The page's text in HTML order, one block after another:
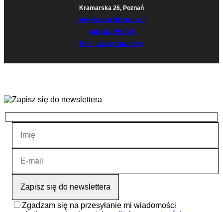
Kramarska 26, Poznań
Info@studio-Nieznane.pl
+48 882 595 535
Formularz Kontaktowy
Zgadzam się na przesyłanie mi wiadomości